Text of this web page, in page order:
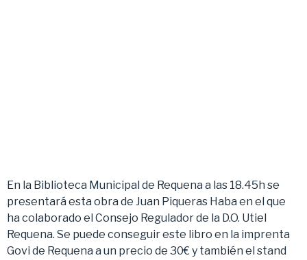
En la Biblioteca Municipal de Requena a las 18.45h se
presentará esta obra de Juan Piqueras Haba en el que
ha colaborado el Consejo Regulador de la D.O. Utiel
Requena. Se puede conseguir este libro en la imprenta
Govi de Requena a un precio de 30€ y también el stand